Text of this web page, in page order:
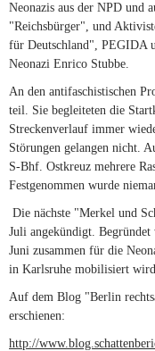
Neonazis aus der NPD und
"Reichsbürger", und
für Deutschland", PEGIDA
Neonazi Enrico Stubbe.
An den antifaschistischen
teil. Sie begleiteten die
Streckenverlauf immer
Störungen gelangen nicht.
S-Bhf. Ostkreuz mehrere
Festgenommen wurde
Die nächste "Merkel und
Juli angekündigt.
Juni zusammen für die
in Karlsruhe mobilisiert
Auf dem Blog "Berlin
erschienen:
http://